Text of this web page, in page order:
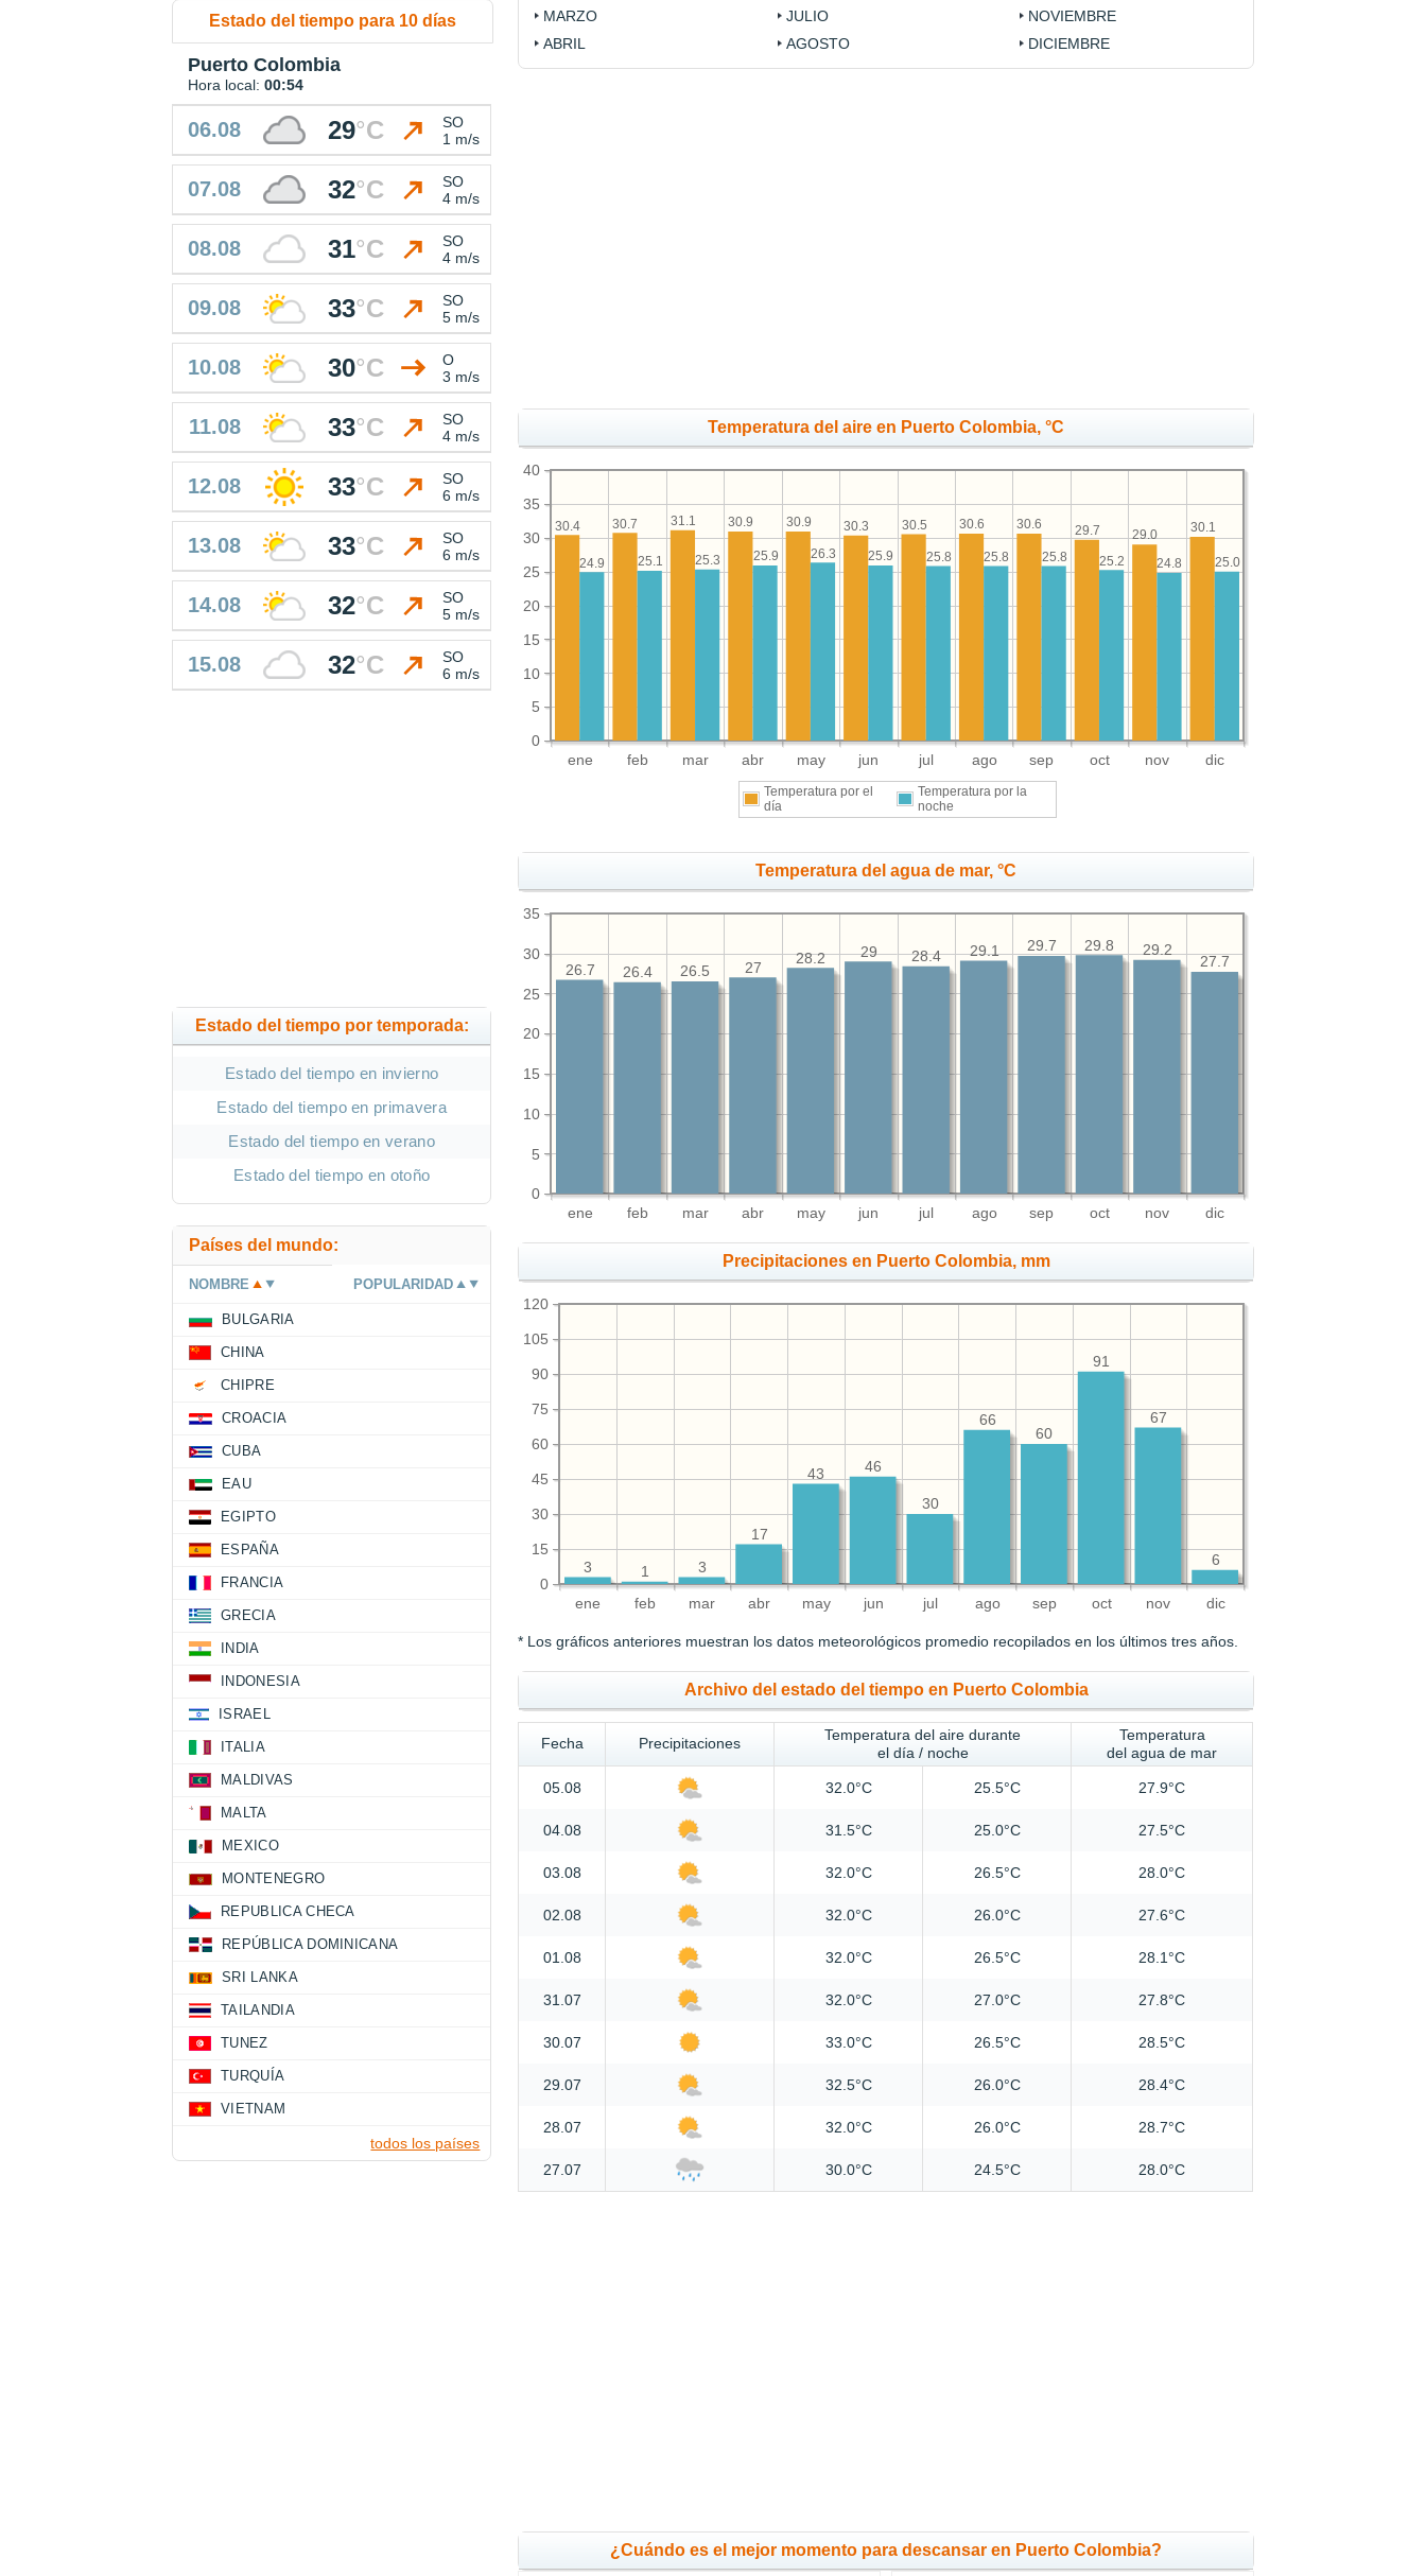
MARZO
ABRIL
JULIO
AGOSTO
NOVIEMBRE
DICIEMBRE
Temperatura del aire en Puerto Colombia, °C
ene feb mar abr may jun jul ago sep oct nov dic
0
5
10
15
20
25
30
35
40
30.1
29.0
29.7
30.6
30.6
30.5
30.3
30.9
30.9
31.1
30.7
30.4
25.0
24.8
25.2
25.8
25.8
25.8
25.9
26.3
25.9
25.3
25.1
24.9
Temperatura por el
día
Temperatura por la
noche
Temperatura del agua de mar, °C
ene feb mar abr may jun jul ago sep oct nov dic
0
5
10
15
20
25
30
35
27.7
29.2
29.8
29.7
29.1
28.4
29
28.2
27
26.5
26.4
26.7
Precipitaciones en Puerto Colombia, mm
ene feb mar abr may jun jul ago sep oct nov dic
0
15
30
45
60
75
90
105
120
6
67
91
60
66
30
46
43
17
3
1
3
* Los gráficos anteriores muestran los datos meteorológicos promedio recopilados en los últimos tres años.
Archivo del estado del tiempo en Puerto Colombia
Fecha Precipitaciones
Temperatura del aire durante
el día / noche
Temperatura
del agua de mar
05.08 32.0°C 25.5°C 27.9°C
04.08 31.5°C 25.0°C 27.5°C
03.08 32.0°C 26.5°C 28.0°C
02.08 32.0°C 26.0°C 27.6°C
01.08 32.0°C 26.5°C 28.1°C
31.07 32.0°C 27.0°C 27.8°C
30.07 33.0°C 26.5°C 28.5°C
29.07 32.5°C 26.0°C 28.4°C
28.07 32.0°C 26.0°C 28.7°C
27.07 30.0°C 24.5°C 28.0°C
¿Cuándo es el mejor momento para descansar en Puerto Colombia?
Estado del tiempo para 10 días
Puerto Colombia
Hora local: 00:54
06.08 29°C
SO
1 m/s
07.08 32°C
SO
4 m/s
08.08 31°C
SO
4 m/s
09.08 33°C
SO
5 m/s
10.08 30°C
O
3 m/s
11.08 33°C
SO
4 m/s
12.08 33°C
SO
6 m/s
13.08 33°C
SO
6 m/s
14.08 32°C
SO
5 m/s
15.08 32°C
SO
6 m/s
Estado del tiempo por temporada:
Estado del tiempo en invierno
Estado del tiempo en primavera
Estado del tiempo en verano
Estado del tiempo en otoño
Países del mundo:
NOMBRE POPULARIDAD
BULGARIA
CHINA
CHIPRE
CROACIA
CUBA
EAU
EGIPTO
ESPAÑA
FRANCIA
GRECIA
INDIA
INDONESIA
ISRAEL
ITALIA
MALDIVAS
MALTA
MEXICO
MONTENEGRO
REPUBLICA CHECA
REPÚBLICA DOMINICANA
SRI LANKA
TAILANDIA
TUNEZ
TURQUÍA
VIETNAM
todos los países